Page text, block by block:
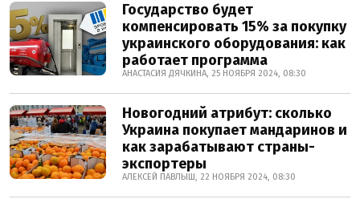
Государство будет
компенсировать 15% за покупку
украинского оборудования: как
работает программа
АНАСТАСИЯ ДЯЧКИНА, 25 НОЯБРЯ 2024, 08:30
Новогодний атрибут: сколько
Украина покупает мандаринов и
как зарабатывают страны-
экспортеры
АЛЕКСЕЙ ПАВЛЫШ, 22 НОЯБРЯ 2024, 08:30